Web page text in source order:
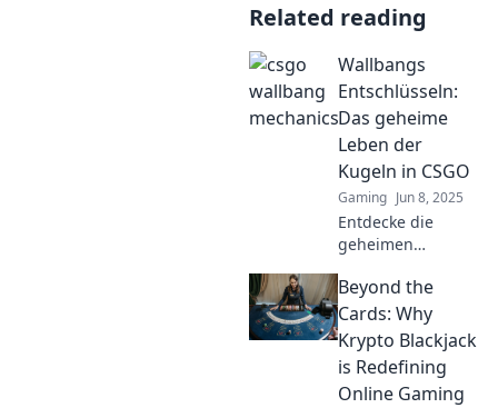
Related reading
Wallbangs
Entschlüsseln:
Das geheime
Leben der
Kugeln in CSGO
Gaming Jun 8, 2025
Entdecke die
geheimen
Wallbangs in
CSGO und hebe
dein Gameplay auf
das nächste Level!
Beyond the
Cards: Why
Krypto Blackjack
is Redefining
Online Gaming